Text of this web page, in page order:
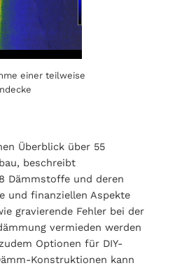
einer teilweise
Überblick über 55
beschreibt
Dämmstoffe und deren
und finanziellen Aspekte
gravierende Fehler bei der
vermieden werden
Optionen für DIY-
Konstruktionen kann